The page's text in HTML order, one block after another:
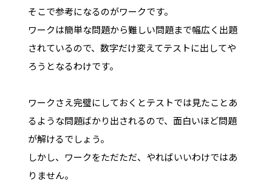
そこで参考になるのがワークです。
ワークは簡単な問題から難しい問題まで幅広く出題
されているので、数字だけ変えてテストに出してや
ろうとなるわけです。
ワークさえ完璧にしておくとテストでは見たことあ
るような問題ばかり出されるので、面白いほど問題
が解けるでしょう。
しかし、ワークをただただ、やればいいわけではあ
りません。